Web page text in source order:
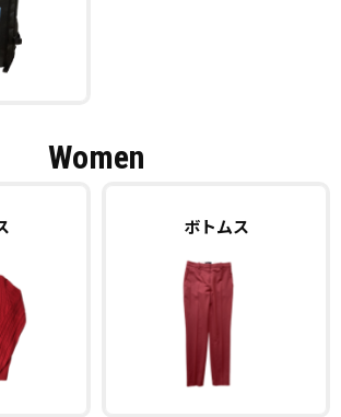
Women
ボトムス